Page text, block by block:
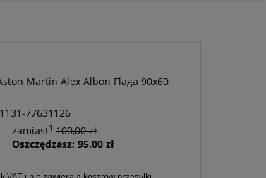
Martin Alex Albon Flaga 90x60
77631126
zamiast1 100,00 zł
Oszczędzasz: 95,00 zł